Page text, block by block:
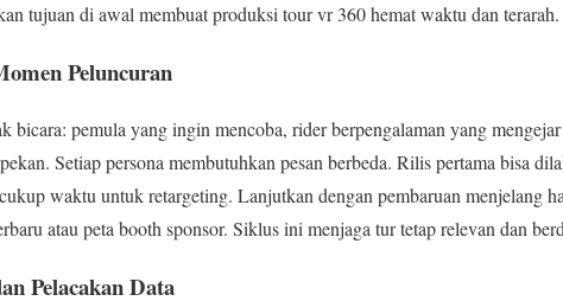
tujuan di awal membuat produksi tour vr 360 hemat waktu dan terarah.
Peluncuran
bicara: pemula yang ingin mencoba, rider berpengalaman yang
Setiap persona membutuhkan pesan berbeda. Rilis pertama bisa
waktu untuk retargeting. Lanjutkan dengan pembaruan menjelang
atau peta booth sponsor. Siklus ini menjaga tur tetap relevan dan
Pelacakan Data